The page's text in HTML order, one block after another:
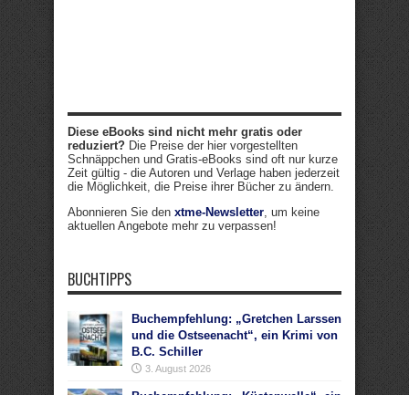
Diese eBooks sind nicht mehr gratis oder
reduziert? Die Preise der hier vorgestellten
Schnäppchen und Gratis-eBooks sind oft nur kurze
Zeit gültig - die Autoren und Verlage haben jederzeit
die Möglichkeit, die Preise ihrer Bücher zu ändern.
Abonnieren Sie den xtme-Newsletter , um keine
aktuellen Angebote mehr zu verpassen!
BUCHTIPPS
Buchempfehlung: „Gretchen Larssen
und die Ostseenacht“, ein Krimi von
B.C. Schiller
3. August 2026